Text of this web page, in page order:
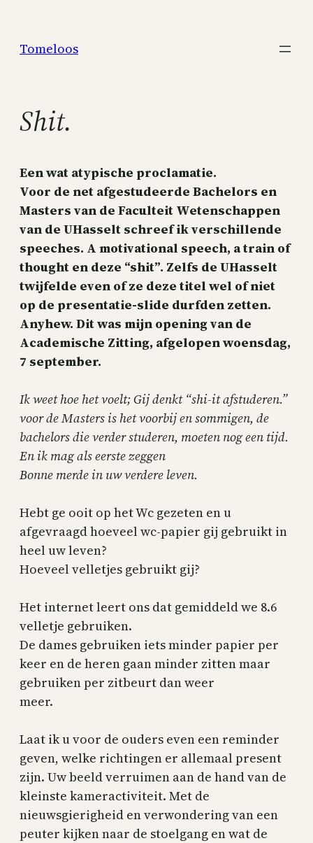
content
Tomeloos
Shit.
Een wat atypische proclamatie.
Voor de net afgestudeerde Bachelors en
Masters van de Faculteit Wetenschappen
van de UHasselt schreef ik verschillende
speeches. A motivational speech, a train of
thought en deze “shit”. Zelfs de UHasselt
twijfelde even of ze deze titel wel of niet
op de presentatie-slide durfden zetten.
Anyhew. Dit was mijn opening van de
Academische Zitting, afgelopen woensdag,
7 september.
Ik weet hoe het voelt; Gij denkt “shi-it afstuderen.”
voor de Masters is het voorbij en sommigen, de
bachelors die verder studeren, moeten nog een tijd.
En ik mag als eerste zeggen
Bonne merde in uw verdere leven.
Hebt ge ooit op het Wc gezeten en u
afgevraagd hoeveel wc-papier gij gebruikt in
heel uw leven?
Hoeveel velletjes gebruikt gij?
Het internet leert ons dat gemiddeld we 8.6
velletje gebruiken.
De dames gebruiken iets minder papier per
keer en de heren gaan minder zitten maar
gebruiken per zitbeurt dan weer
meer.
Laat ik u voor de ouders even een reminder
geven, welke richtingen er allemaal present
zijn. Uw beeld verruimen aan de hand van de
kleinste kameractiviteit. Met de
nieuwsgierigheid en verwondering van een
peuter kijken naar de stoelgang en wat de